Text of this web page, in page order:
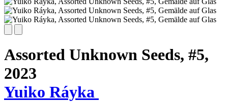
Assorted Unknown Seeds, #5,
2023
Yuiko Ráyka